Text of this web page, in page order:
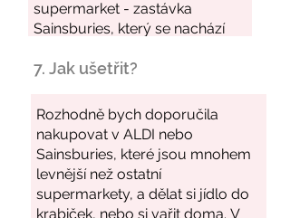
7. Jak ušetřit?